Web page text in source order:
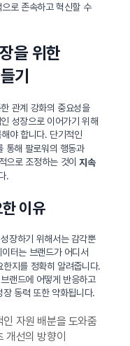
로 존속하고 혁신할 수
을 위한
기
관계 강화의 중요성을
성장으로 이어가기 위해
야 합니다. 단기적인
통해 팔로워의 행동과
으로 조정하는 것이지속
.
이유
장하기 위해서는 감각뿐
터는 브랜드가 어디서
지를 정확히 알려줍니다.
랜드에 어떻게 반응하고
동력 또한 약화됩니다.
자원 배분을 도와줌
개선의 방향이